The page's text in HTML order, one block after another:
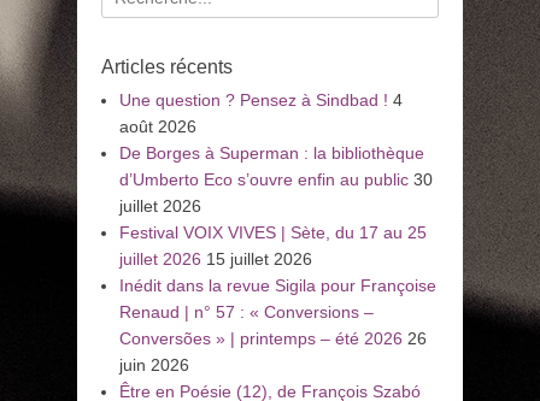
pour
Articles récents
Une question ? Pensez à Sindbad ! 4
août 2026
De Borges à Superman : la bibliothèque
d’Umberto Eco s’ouvre enfin au public 30
juillet 2026
Festival VOIX VIVES | Sète, du 17 au 25
juillet 2026 15 juillet 2026
Inédit dans la revue Sigila pour Françoise
Renaud | n° 57 : « Conversions –
Conversões » | printemps – été 2026 26
juin 2026
Être en Poésie (12), de François Szabó